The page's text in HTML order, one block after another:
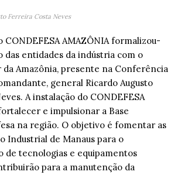
Ferreira Costa Neves
CONDEFESA AMAZÔNIA formalizou-
das entidades da indústria com o
Amazônia, presente na Conferência
general Ricardo Augusto
A instalação do CONDEFESA
e impulsionar a Base
na região. O objetivo é fomentar as
Industrial de Manaus para o
de tecnologias e equipamentos
para a manutenção da